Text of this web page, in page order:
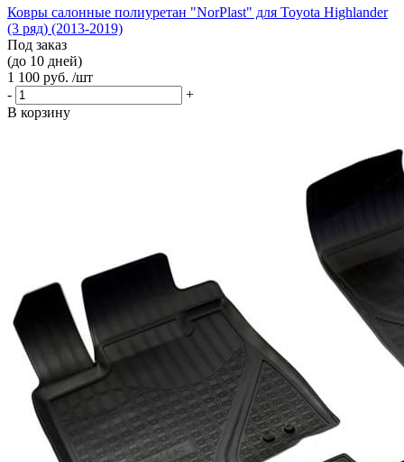
Ковры салонные полиуретан "NorPlast" для Toyota Highlander
(3 ряд) (2013-2019)
Под заказ
(до 10 дней)
1 100 руб. /шт
-
+
В корзину